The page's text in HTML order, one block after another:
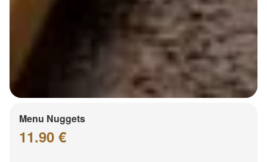
Menu Nuggets
11.90 €